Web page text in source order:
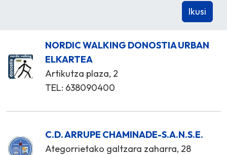
NORDIC WALKING DONOSTIA URBAN
ELKARTEA
Artikutza plaza, 2
TEL: 638090400
C.D. ARRUPE CHAMINADE-S.A.N.S.E.
Ategorrietako galtzara zaharra, 28